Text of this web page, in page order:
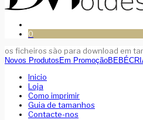
0
os ficheiros são para download em
Novos Produtos Em PromoçãoBEBÉ
Inicio
Loja
Como imprimir
Guia de tamanhos
Contacte-nos